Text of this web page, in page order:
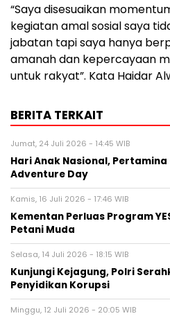
“Saya disesuaikan
kegiatan amal sosial saya
jabatan tapi saya hanya
amanah dan kepercayaan
untuk rakyat”. Kata Haidar
BERITA TERKAIT
Jumat, 24 Juli 2026 - 14:45 WIB
Hari Anak Nasional,
Adventure Day
Kamis, 16 Juli 2026 - 17:46 WIB
Kementan Perluas Program
Petani Muda
Selasa, 14 Juli 2026 - 18:15 WIB
Kunjungi Kejagung, Polri
Penyidikan Korupsi
Minggu, 12 Juli 2026 - 20:05 WIB